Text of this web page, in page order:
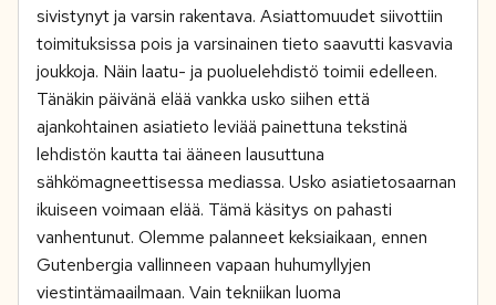
sivistynyt ja varsin rakentava. Asiattomuudet siivottiin
toimituksissa pois ja varsinainen tieto saavutti kasvavia
joukkoja. Näin laatu- ja puoluelehdistö toimii edelleen.
Tänäkin päivänä elää vankka usko siihen että
ajankohtainen asiatieto leviää painettuna tekstinä
lehdistön kautta tai ääneen lausuttuna
sähkömagneettisessa mediassa. Usko asiatietosaarnan
ikuiseen voimaan elää. Tämä käsitys on pahasti
vanhentunut. Olemme palanneet keksiaikaan, ennen
Gutenbergia vallinneen vapaan huhumyllyjen
viestintämaailmaan. Vain tekniikan luoma